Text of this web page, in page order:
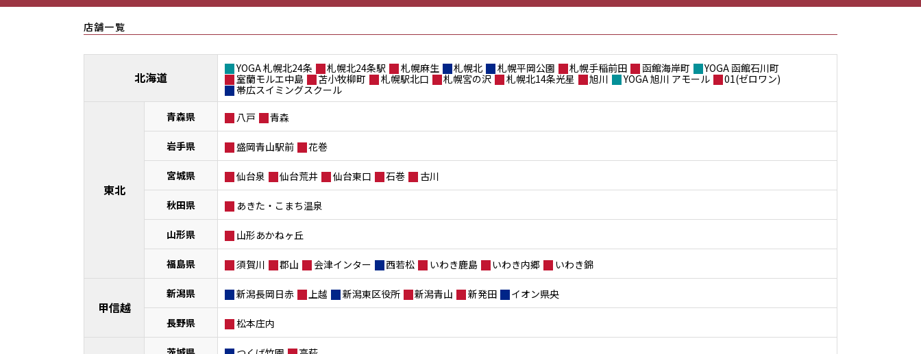
店舗一覧
北海道
YOGA 札幌北24条 札幌北24条駅 札幌麻生 札幌北 札幌平岡公園 札幌手稲前田 函館海岸町
YOGA 函館石川町
室蘭モルエ中島
苫小牧柳町 札幌駅北口 札幌宮の沢 札幌北14条光星 旭川 YOGA 旭川 アモール
01(ゼロワン)
帯広スイミングスクール
東北
青森県 八戸 青森
岩手県 盛岡青山駅前 花巻
宮城県 仙台泉 仙台荒井 仙台東口 石巻 古川
秋田県 あきた・こまち温泉
山形県 山形あかねヶ丘
福島県 須賀川 郡山 会津インター 西若松 いわき鹿島 いわき内郷 いわき錦
甲信越
新潟県 新潟長岡日赤 上越 新潟東区役所 新潟青山 新発田 イオン県央
長野県 松本庄内